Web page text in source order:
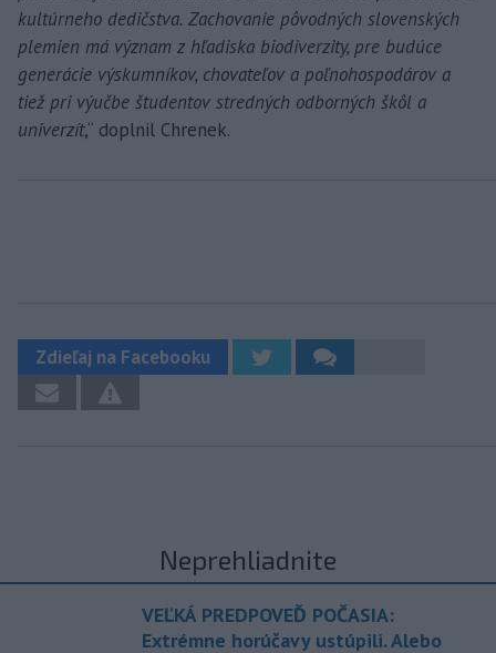
kultúrneho dedičstva. Zachovanie pôvodných slovenských
plemien má význam z hľadiska biodiverzity, pre budúce
generácie výskumníkov, chovateľov a poľnohospodárov a
tiež pri výučbe študentov stredných odborných škôl a
univerzít,“ doplnil Chrenek.
Zdieľaj na Facebooku
Neprehliadnite
VEĽKÁ PREDPOVEĎ POČASIA:
Extrémne horúčavy ustúpili. Alebo